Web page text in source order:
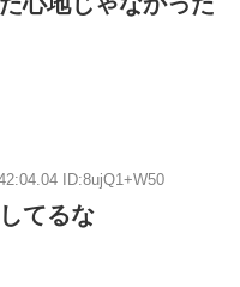
ID:8ujQ1+W50
てるな